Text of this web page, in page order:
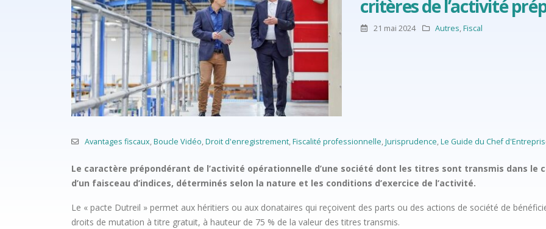
critères de l’activité
21 mai 2024 Autres,Fiscal
Avantages fiscaux,Boucle Vidéo,Droit d'enregistrement,Fiscalité professionnelle,Jurisprudence,Le Guide du Chef
Le caractère prépondérant de l’activité opérationnelle d’une société dont les titres sont transmis dans le
d’un faisceau d’indices, déterminés selon la nature et les conditions d’exercice de l’activité.
Le « pacte Dutreil » permet aux héritiers ou aux donataires qui reçoivent des parts ou des actions de société de
droits de mutation à titre gratuit, à hauteur de 75 % de la valeur des titres transmis.